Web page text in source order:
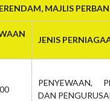
MAJLIS
JENIS
PENYEWAAN,
DAN